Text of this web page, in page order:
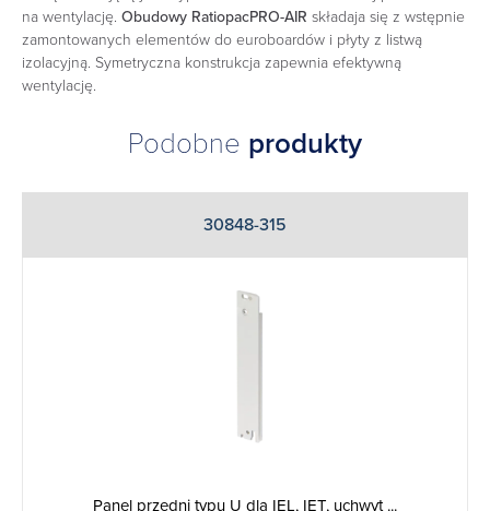
na wentylację. Obudowy RatiopacPRO-AIR składaja się z wstępnie
zamontowanych elementów do euroboardów i płyty z listwą
izolacyjną. Symetryczna konstrukcja zapewnia efektywną
wentylację.
Podobne produkty
30848-315
Panel przedni typu U dla IEL, IET, uchwyt ...